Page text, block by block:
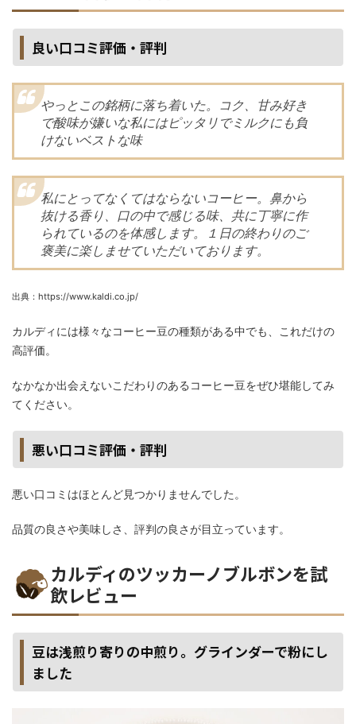
良い口コミ評価・評判
やっとこの銘柄に落ち着いた。コク、甘み好き
で酸味が嫌いな私にはピッタリでミルクにも負
けないベストな味
私にとってなくてはならないコーヒー。鼻から
抜ける香り、口の中で感じる味、共に丁寧に作
られているのを体感します。１日の終わりのご
褒美に楽しませていただいております。
出典：https://www.kaldi.co.jp/
カルディには様々なコーヒー豆の種類がある中でも、これだけの
高評価。
なかなか出会えないこだわりのあるコーヒー豆をぜひ堪能してみ
てください。
悪い口コミ評価・評判
悪い口コミはほとんど見つかりませんでした。
品質の良さや美味しさ、評判の良さが目立っています。
カルディのツッカーノブルボンを試
飲レビュー
豆は浅煎り寄りの中煎り。グラインダーで粉にし
ました